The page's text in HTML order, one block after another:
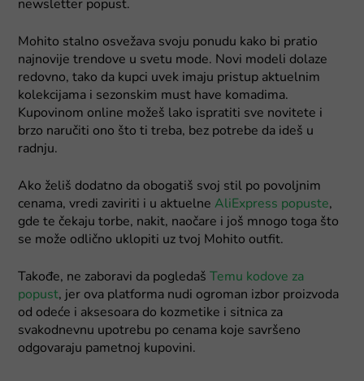
newsletter popust.
Mohito stalno osvežava svoju ponudu kako bi pratio
najnovije trendove u svetu mode. Novi modeli dolaze
redovno, tako da kupci uvek imaju pristup aktuelnim
kolekcijama i sezonskim must have komadima.
Kupovinom online možeš lako ispratiti sve novitete i
brzo naručiti ono što ti treba, bez potrebe da ideš u
radnju.
Ako želiš dodatno da obogatiš svoj stil po povoljnim
cenama, vredi zaviriti i u aktuelneAliExpress popuste,
gde te čekaju torbe, nakit, naočare i još mnogo toga što
se može odlično uklopiti uz tvoj Mohito outfit.
Takođe, ne zaboravi da pogledaš
Temu kodove za
popust, jer ova platforma nudi ogroman izbor proizvoda
od odeće i aksesoara do kozmetike i sitnica za
svakodnevnu upotrebu po cenama koje savršeno
odgovaraju pametnoj kupovini.